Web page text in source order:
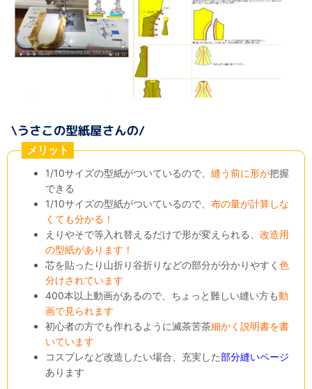
メリット
1/10サイズの型紙がついているので、縫う前に形が把握
できる
1/10サイズの型紙がついているので、布の量が計算しな
くても分かる！
えりやそで等入れ替えるだけで形が変えられる、改造用
の型紙があります！
芯を貼ったり山折り谷折りなどの部分が分かりやすく色
分けされています
400本以上動画があるので、ちょっと難しい縫い方も動
画で見られます
初心者の方でも作れるように滅茶苦茶細かく説明書を書
いています
コスプレなど改造したい場合、充実した部分縫いページ
あります